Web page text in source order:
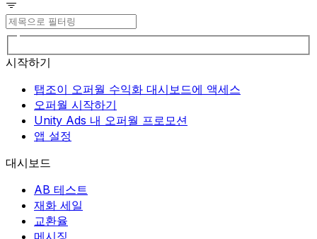
시작하기
탭조이 오퍼월 수익화 대시보드에 액세스
오퍼월 시작하기
Unity Ads 내 오퍼월 프로모션
앱 설정
대시보드
AB 테스트
재화 세일
교환율